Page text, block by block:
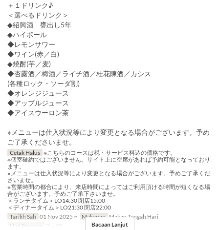
＋１ドリンク♪
＜選べるドリンク＞
◆紹興酒 甕出し5年
◆ハイボール
◆レモンサワー
◆ワイン(赤／白)
◆焼酎(芋／麦)
◆杏露酒／梅酒／ライチ酒／桂花陳酒／カシス
(各種ロック・ソーダ割)
◆オレンジジュース
◆アップルジュース
◆アイスウーロン茶
※メニューは仕入状況等により変更となる場合がございます。予め
ご了承くださいませ。
Cetak Halus ※こちらのコースは税・サービス料込の価格です。
※個室確約ではございません。サイト上に空席があれば予約可能となっており
ます。
※メニューは仕入状況等により変更となる場合がございます。予めご了承くだ
さいませ。
※営業時間の都合により、来店時間によってはご利用頂ける時間が短くなる場
合がございます。予めご了承下さいませ。
＜ランチタイム＞LO14:30 閉店15:00
＜ディナータイム＞LO21:30 閉店22:00
Tarikh Sah 01 Nov 2025 ~ Makanan Makan Tengah Hari
Had Pesanan
2 ~ 10 Bacaan Lanjut